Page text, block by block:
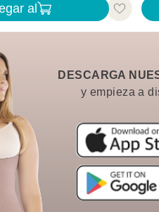
al
DESCARGA
y empieza a